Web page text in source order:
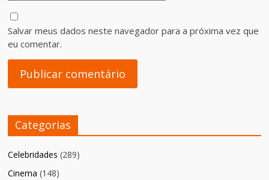
Salvar meus dados neste navegador para a próxima vez que
eu comentar.
Categorias
Celebridades (289)
Cinema (148)